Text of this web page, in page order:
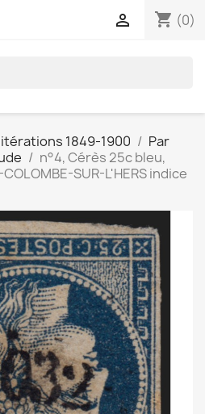
shopping_cart (0)

1849-1900
Par
n°4, Cérès 25c bleu,
SUR-L'HERS indice